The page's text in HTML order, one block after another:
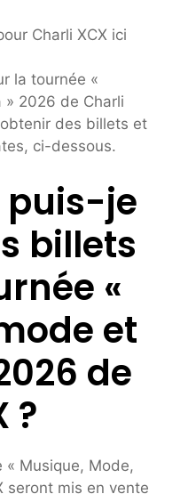
Charli XCX ici
la tournée «
» 2026 de Charli
des billets et
ci-dessous.
puis-je
billets
«
et
de
?
« Musique, Mode,
seront mis en vente